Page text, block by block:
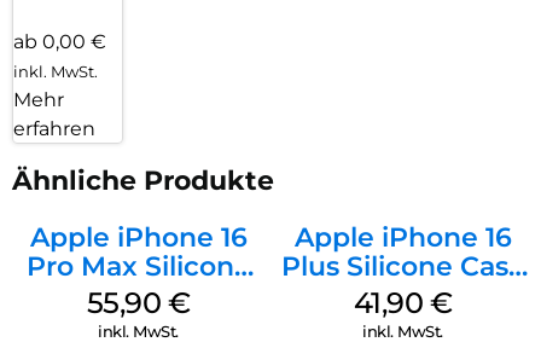
ab 0,00 €
inkl. MwSt.
Mehr
erfahren
Ähnliche Produkte
Apple iPhone 16
Pro Max Silicone
Case MagSafe
Stone Gray
55,90 €
inkl. MwSt.
Apple iPhone 16
Plus Silicone Case
MagSafe Stone
Gray
41,90 €
inkl. MwSt.